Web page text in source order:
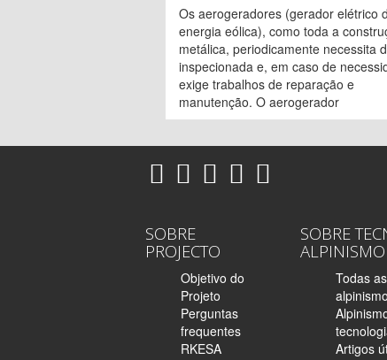
Os aerogeradores (gerador elétrico
energia eólica), como toda a
metálica, periodicamente necessita
inspecionada e, em caso de
exige trabalhos de reparação e
manutenção. O aerogerador
SOBRE
PROJECTO
Objetivo do
Projeto
Perguntas
frequentes
RKESA
SOBRE
Todas
Artigos